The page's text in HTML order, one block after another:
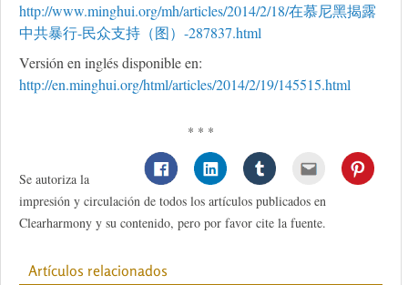
http://www.minghui.org/mh/articles/2014/2/18/在慕尼黑揭露
中共暴行-民众支持（图）-287837.html
Versión en inglés disponible en:
http://en.minghui.org/html/articles/2014/2/19/145515.html
* * *
Se autoriza la
impresión y circulación de todos los artículos publicados en
Clearharmony y su contenido, pero por favor cite la fuente.
Artículos relacionados